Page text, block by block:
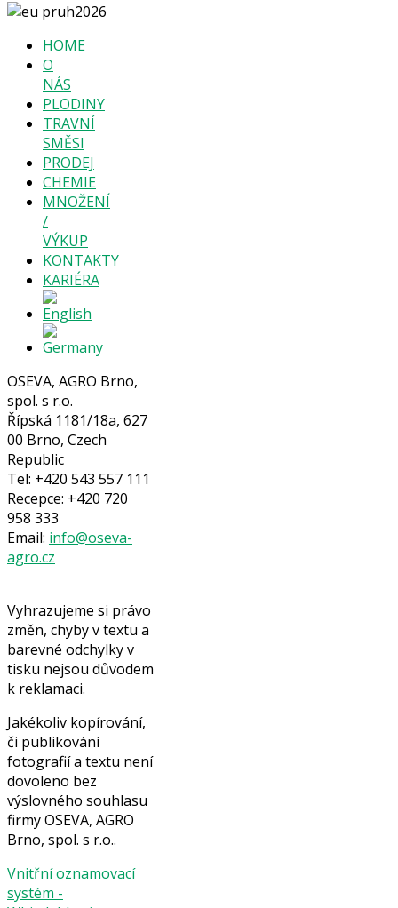
HOME
O
NÁS
PLODINY
TRAVNÍ
SMĚSI
PRODEJ
CHEMIE
MNOŽENÍ
/
VÝKUP
KONTAKTY
KARIÉRA
OSEVA, AGRO Brno,
spol. s r.o.
Řípská 1181/18a, 627
00 Brno, Czech
Republic
Tel: +420 543 557 111
Recepce: +420 720
958 333
Email: info@oseva-
agro.cz
Vyhrazujeme si právo
změn, chyby v textu a
barevné odchylky v
tisku nejsou důvodem
k reklamaci.
Jakékoliv kopírování,
či publikování
fotografií a textu není
dovoleno bez
výslovného souhlasu
firmy OSEVA, AGRO
Brno, spol. s r.o..
Vnitřní oznamovací
systém -